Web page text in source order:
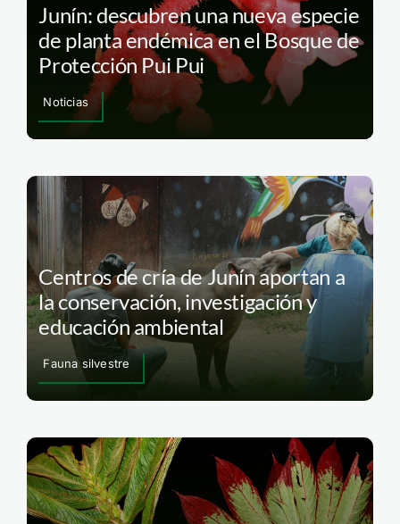
Junín: descubren una nueva especie
de planta endémica en el Bosque de
Protección Pui Pui
Noticias
Centros de cría de Junín aportan a
la conservación, investigación y
educación ambiental
Fauna silvestre